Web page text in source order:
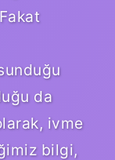
da
ivme
bilgi,